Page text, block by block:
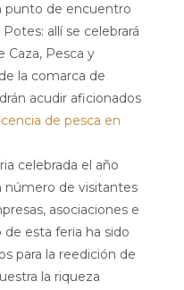
punto de encuentro
allí se celebrará
Caza, Pesca y
la comarca de
acudir aficionados
de pesca en
celebrada el año
número de visitantes
asociaciones e
esta feria ha sido
para la reedición de
la riqueza